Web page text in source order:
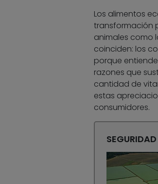
Los alimentos
transformación
animales como
coinciden: los
porque
razones que
cantidad de
estas
consumidores.